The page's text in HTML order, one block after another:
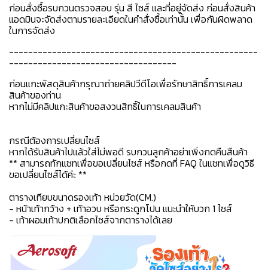
ก่อนสั่งซื้อรบกวนตรวจสอบ รุ่น สี ไซส์ และที่อยู่จัดส่ง ก่อนสั่งสินค้า
แอดมินจะจัดส่งตามรายละเอียดในคำสั่งซื้อเท่านั้น เพื่อกันผิดพลาด
ในการจัดส่ง
----------------------------------------------------
-----------------------------------
ก่อนแกะพัสดุสินค้ากรุณาถ่ายคลิปวีดีโอเพื่อรักษาสิทธิ์การเคลม
สินค้าของท่าน
หากไม่มีคลิปแกะสินค้าขอสงวนสิทธิ์ในการเคลมสินค้า
กรณีต้องการเปลี่ยนไซส์
หากได้รับสินค้าไปแล้วใส่ไม่พอดี รบกวนลูกค้าอย่าเพิ่งกดคืนสืนค้า
** สามารถทักแชทเพื่อขอเปลี่ยนไซส์ หรือกดที่ FAQ ในแชทเพื่อดูวิธี
ขอเปลี่ยนไซส์ได้ค่ะ **
ตารางเทียบขนาดรองเท้า หน่วยวัด(CM.)
- หน้าเท้ากว้าง + เท้าอวบ หรือกระดูกโปน แนะนำให้บวก 1 ไซส์
- เท้าผอมเท้าปกติเลือกไซส์จากตารางได้เลย